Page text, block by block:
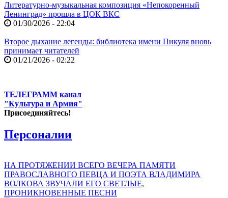
Литературно-музыкальная композиция «Непокоренный
Ленинград» прошла в ЦОК ВКС
01/30/2026 - 22:04
Второе дыхание легенды: библиотека имени Пикуля вновь
принимает читателей
01/21/2026 - 02:22
ТЕЛЕГРАММ канал
"Культура и Армия"
Присоединяйтесь!
Персоналии
НА ПРОТЯЖЕНИИ ВСЕГО ВЕЧЕРА ПАМЯТИ
ПРАВОСЛАВНОГО ПЕВЦА И ПОЭТА ВЛАДИМИРА
ВОЛКОВА ЗВУЧАЛИ ЕГО СВЕТЛЫЕ,
ПРОНИКНОВЕННЫЕ ПЕСНИ